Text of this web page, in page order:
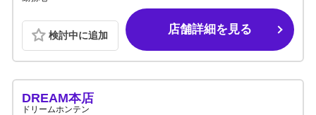
検討中に追加 店舗詳細を見る
DREAM本店
ドリームホンテン